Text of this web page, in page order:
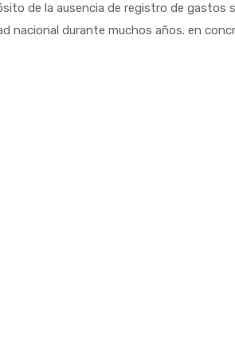
de la ausencia de registro de gastos
nacional durante muchos años. en